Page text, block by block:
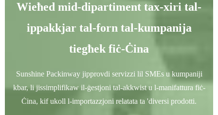
Wieħed mid-dipartiment tax-xiri tal-
ippakkjar tal-forn tal-kumpanija
tiegħek fiċ-Ċina
Sunshine Packinway jipprovdi servizzi lil SMEs u kumpaniji
kbar, li jissimplifikaw il-ġestjoni tal-akkwist u l-manifattura fiċ-
Ċina, kif ukoll l-importazzjoni relatata ta 'diversi prodotti.